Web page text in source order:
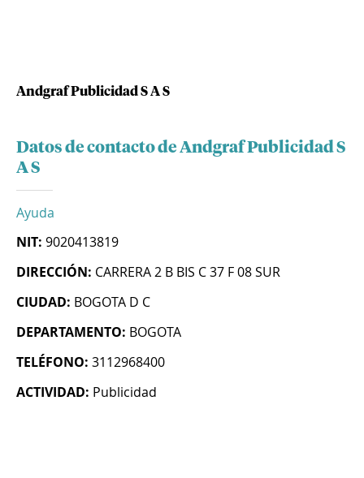
Andgraf Publicidad S A S
Datos de contacto de Andgraf Publicidad S
A S
Ayuda
NIT: 9020413819
DIRECCIÓN: CARRERA 2 B BIS C 37 F 08 SUR
CIUDAD: BOGOTA D C
DEPARTAMENTO: BOGOTA
TELÉFONO: 3112968400
ACTIVIDAD: Publicidad